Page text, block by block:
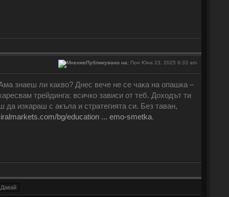
Публикувано на:Пон Юни 23, 2025 9:33 am
знаеш ли какво? Днес вече не се чака на опашка –
трейдинга: всичко зависи от теб. Доходът ти
изкараш с акъла и стратегията си. Без таван,
bg/education ... emo-smetka.